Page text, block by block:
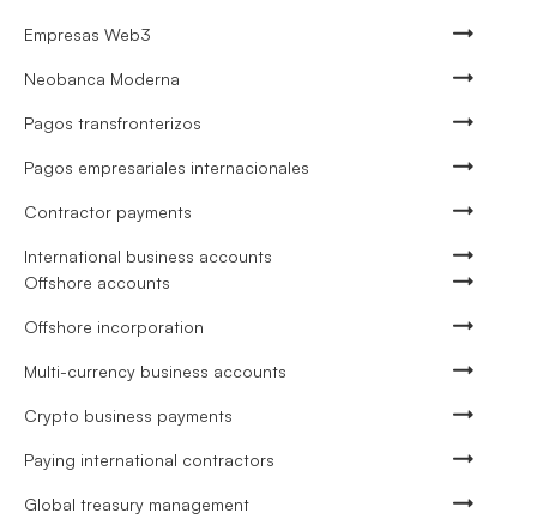
Empresas Web3
Neobanca Moderna
Pagos transfronterizos
Pagos empresariales internacionales
Contractor payments
International business accounts
Offshore accounts
Offshore incorporation
Multi-currency business accounts
Crypto business payments
Paying international contractors
Global treasury management